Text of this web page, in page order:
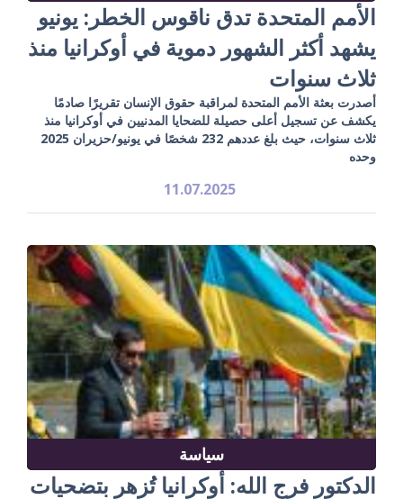
الأمم المتحدة تدق ناقوس الخطر: يونيو
يشهد أكثر الشهور دموية في أوكرانيا منذ
ثلاث سنوات
أصدرت بعثة الأمم المتحدة لمراقبة حقوق الإنسان تقريرًا صادمًا
يكشف عن تسجيل أعلى حصيلة للضحايا المدنيين في أوكرانيا منذ
ثلاث سنوات، حيث بلغ عددهم 232 شخصًا في يونيو/حزيران 2025
وحده
11.07.2025
سياسة
الدكتور فرج الله: أوكرانيا تُزهر بتضحيات